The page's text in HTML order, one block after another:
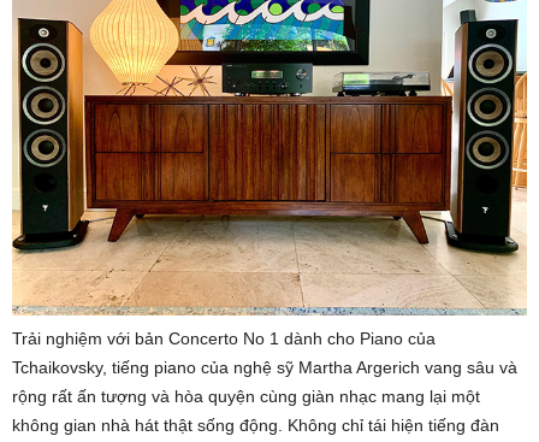
Trải nghiệm với bản Concerto No 1 dành cho Piano của
Tchaikovsky, tiếng piano của nghệ sỹ Martha Argerich vang sâu và
rộng rất ấn tượng và hòa quyện cùng giàn nhạc mang lại một
không gian nhà hát thật sống động. Không chỉ tái hiện tiếng đàn